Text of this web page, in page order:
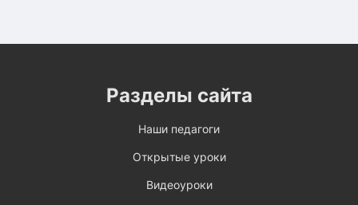
Разделы сайта
Наши педагоги
Открытые уроки
Видеоуроки